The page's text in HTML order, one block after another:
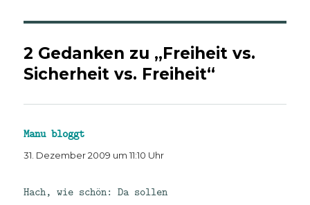
2 Gedanken zu „Freiheit vs.
Sicherheit vs. Freiheit“
Manu bloggt
31. Dezember 2009 um 11:10 Uhr
Hach, wie schön: Da sollen